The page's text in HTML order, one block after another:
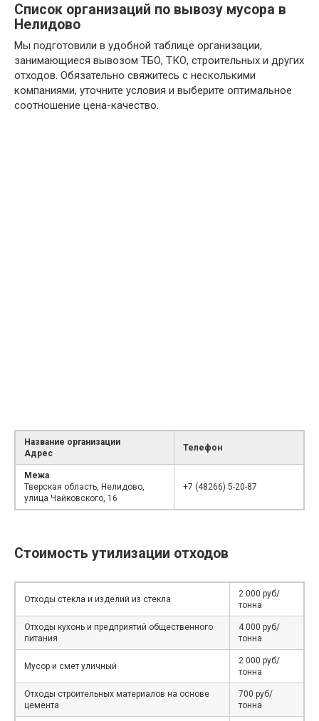
Список организаций по вывозу мусора в
Нелидово
Мы подготовили в удобной таблице организации,
занимающиеся вывозом ТБО, ТКО, строительных и других
отходов. Обязательно свяжитесь с несколькими
компаниями, уточните условия и выберите оптимальное
соотношение цена-качество.
Название организации
Адрес
Телефон
Межа
Тверская область, Нелидово,
улица Чайковского, 16
+7 (48266) 5-20-87
Стоимость утилизации отходов
Отходы стекла и изделий из стекла
2 000 руб/
тонна
Отходы кухонь и предприятий общественного
питания
4 000 руб/
тонна
Мусор и смет уличный
2 000 руб/
тонна
Отходы строительных материалов на основе
цемента
700 руб/
тонна